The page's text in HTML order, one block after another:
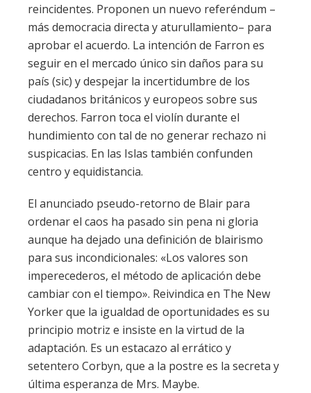
reincidentes. Proponen un nuevo referéndum –
más democracia directa y aturullamiento– para
aprobar el acuerdo. La intención de Farron es
seguir en el mercado único sin daños para su
país (sic) y despejar la incertidumbre de los
ciudadanos británicos y europeos sobre sus
derechos. Farron toca el violín durante el
hundimiento con tal de no generar rechazo ni
suspicacias. En las Islas también confunden
centro y equidistancia.
El anunciado pseudo-retorno de Blair para
ordenar el caos ha pasado sin pena ni gloria
aunque ha dejado una definición de blairismo
para sus incondicionales: «Los valores son
imperecederos, el método de aplicación debe
cambiar con el tiempo». Reivindica en The New
Yorker que la igualdad de oportunidades es su
principio motriz e insiste en la virtud de la
adaptación. Es un estacazo al errático y
setentero Corbyn, que a la postre es la secreta y
última esperanza de Mrs. Maybe.